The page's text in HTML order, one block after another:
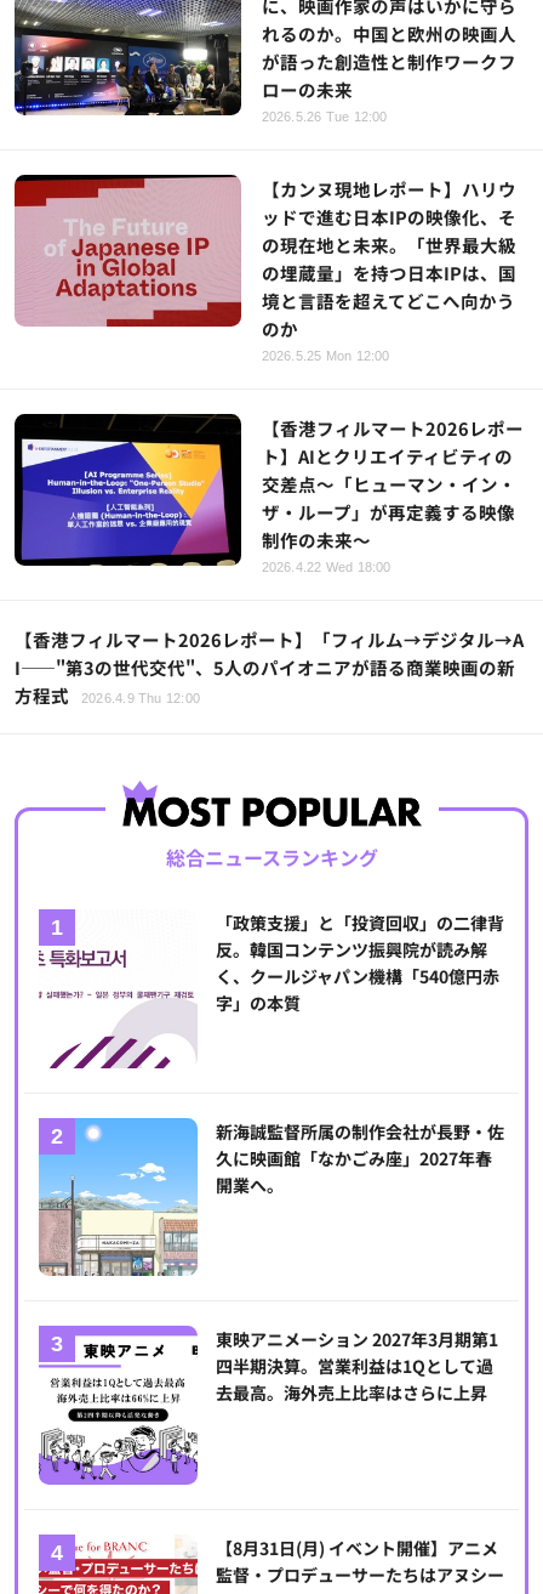
に、映画作家の声はいかに守ら
れるのか。中国と欧州の映画人
が語った創造性と制作ワークフ
ローの未来
2026.5.26 Tue 12:00
【カンヌ現地レポート】ハリウ
ッドで進む日本IPの映像化、そ
の現在地と未来。「世界最大級
の埋蔵量」を持つ日本IPは、国
境と言語を超えてどこへ向かう
のか
2026.5.25 Mon 12:00
【香港フィルマート2026レポー
ト】AIとクリエイティビティの
交差点～「ヒューマン・イン・
ザ・ループ」が再定義する映像
制作の未来～
2026.4.22 Wed 18:00
【香港フィルマート2026レポート】「フィルム→デジタル→A
I——"第3の世代交代"、5人のパイオニアが語る商業映画の新
方程式
2026.4.9 Thu 12:00
総合ニュースランキング
「政策支援」と「投資回収」の二律背
反。韓国コンテンツ振興院が読み解
く、クールジャパン機構「540億円赤
字」の本質
新海誠監督所属の制作会社が長野・佐
久に映画館「なかごみ座」2027年春
開業へ。
東映アニメーション 2027年3月期第1
四半期決算。営業利益は1Qとして過
去最高。海外売上比率はさらに上昇
【8月31日(月) イベント開催】アニメ
監督・プロデューサーたちはアヌシー